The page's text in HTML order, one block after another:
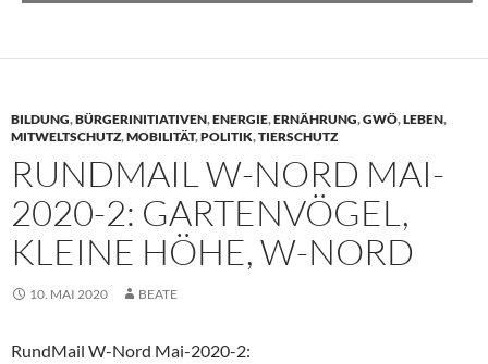
BILDUNG,BÜRGERINITIATIVEN,ENERGIE,ERNÄHRUNG,GWÖ,LEBEN,
MITWELTSCHUTZ,MOBILITÄT,POLITIK,TIERSCHUTZ
RUNDMAIL W-NORD MAI-
2020-2: GARTENVÖGEL,
KLEINE HÖHE, W-NORD
10. MAI 2020 BEATE
RundMail W-Nord Mai-2020-2: